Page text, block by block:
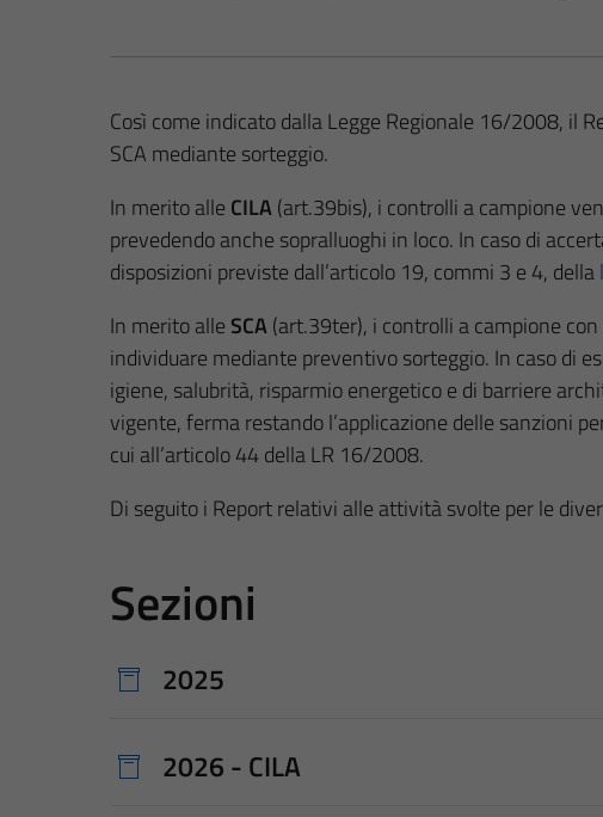
Così come indicato dalla Legge Regionale 16/2008, il
SCA mediante sorteggio.
In merito alle CILA(art.39bis), i controlli a campione
prevedendo anche sopralluoghi in loco. In caso di
disposizioni previste dall’articolo 19, commi 3 e 4, della
In merito alle SCA(art.39ter), i controlli a campione
individuare mediante preventivo sorteggio. In caso di
igiene, salubrità, risparmio energetico e di barriere
vigente, ferma restando l’applicazione delle sanzioni
cui all’articolo 44 della LR 16/2008.
Di seguito i Report relativi alle attività svolte per le
Sezioni
2025
2026 - CILA